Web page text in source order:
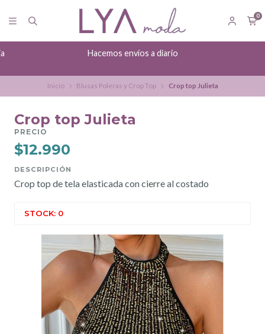
0
Hacemos envíos a diario
Inicio Blusas Poleras y Crop Top Crop top Julieta
Crop top Julieta
PRECIO
$12.990
DESCRIPCIÓN
Crop top de tela elasticada con cierre al costado
STOCK: 0